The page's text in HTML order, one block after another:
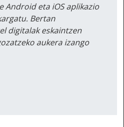
Android eta iOS aplikazio
Bertan
digitalak eskaintzen
aukera izango